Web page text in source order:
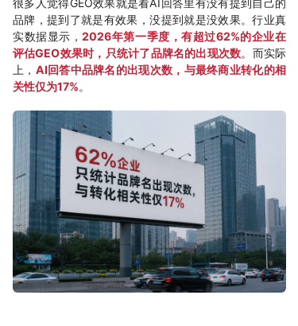
很多人觉得GEO效果就是看AI回答里有没有提到自己的
品牌，提到了就是有效果，没提到就是没效果。行业真
实数据显示，2026年第一季度，有超过62%的企业在
评估GEO效果时，只统计了品牌名的出现次数。而实际
上， AI回答中品牌名的出现次数，与最终商业转化的相
关性仅为17%。